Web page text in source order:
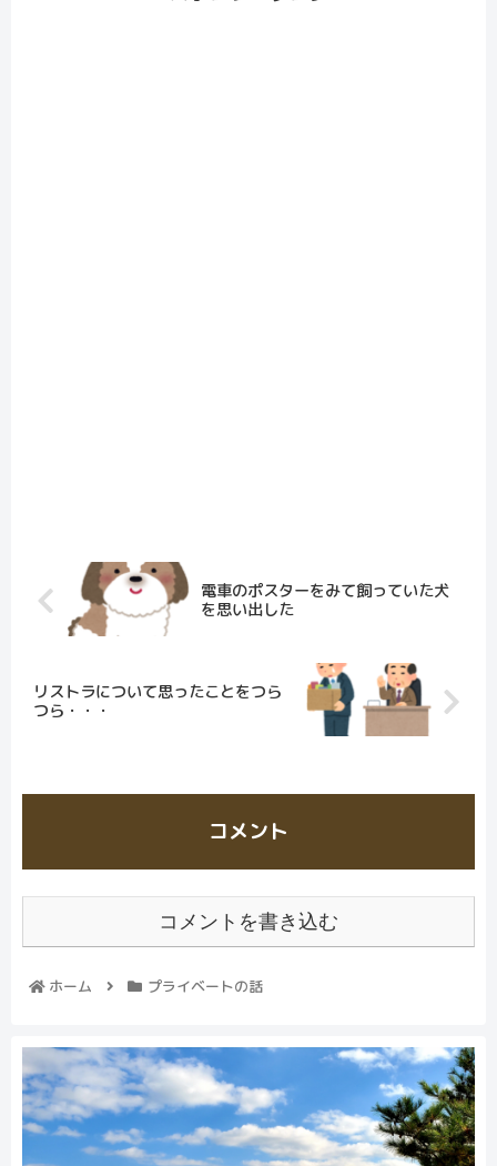
電車のポスターをみて飼っていた犬
を思い出した
リストラについて思ったことをつら
つら・・・
コメント
コメントを書き込む
ホーム プライベートの話